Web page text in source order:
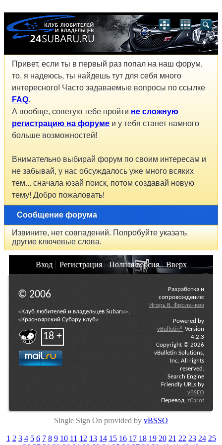
Привет, если ты в первый раз попал на наш форум,
то, я надеюсь, ты найдешь тут для себя много
интересного! Часто задаваемые вопросы по ссылке
FAQ.
А вообще, советую тебе пройти не сложную
регистрацию на форуме и у тебя станет намного
больше возможностей!
Внимательно выбирай форум по своим интересам и
не забывай, у нас обсуждалось уже много всяких
тем... сначала юзай поиск, потом создавай новую
тему! Добро пожаловать!
Сообщение форума
Извините, нет совпадений. Попробуйте указать
другие ключевые слова.
Вход Регистрация Полная версия Вверх
© 2006
«Клуб любителей и владельцев Subaru»,
«Красноярский Субару клуб»
18 +
Разработка и
сопровождение:
Игорь В. Фроленков
Powered by
vBulletin® Version
4.2.3
Copyright © 2026
vBulletin Solutions,
Inc. All rights
reserved.
Search Engine
Friendly URLs by
vBSEO
Перевод: zCarot
Single Sign On provided by vBSSO
1 2 3 4 5 6 7 8 9 10 11 12 13 14 15 16 17 18 19 20 21 22 23 24 25